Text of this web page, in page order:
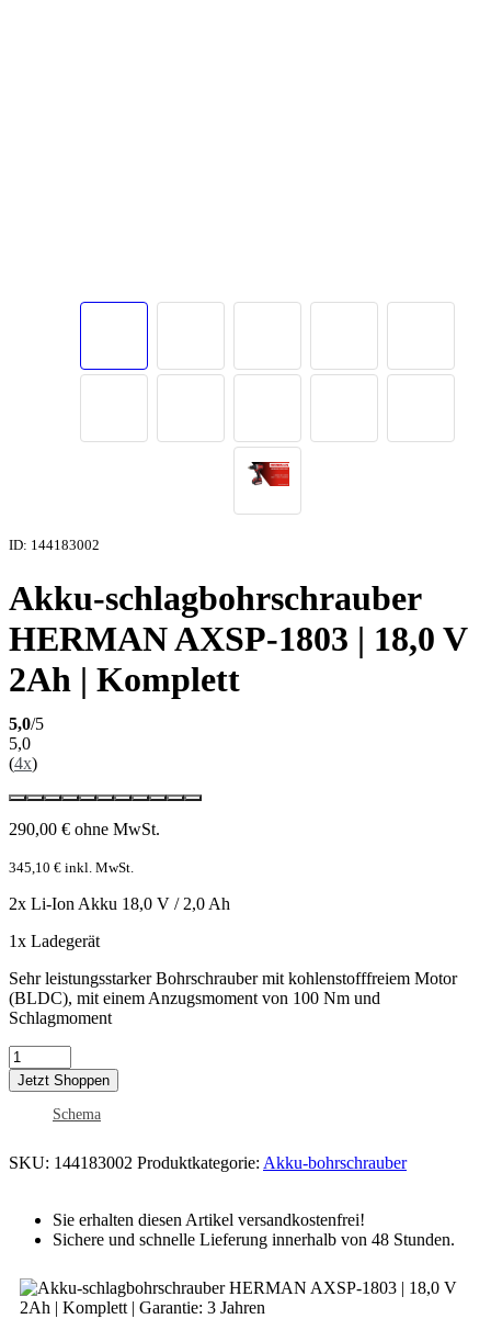
ID: 144183002
Akku-schlagbohrschrauber
HERMAN AXSP-1803 | 18,0 V
2Ah | Komplett
5,0/5
5,0
(4x)
290,00 € ohne MwSt.
345,10 € inkl. MwSt.
2x Li-Ion Akku 18,0 V / 2,0 Ah
1x Ladegerät
Sehr leistungsstarker Bohrschrauber mit kohlenstofffreiem Motor
(BLDC), mit einem Anzugsmoment von 100 Nm und
Schlagmoment
Jetzt Shoppen
Schema
SKU: 144183002 Produktkategorie: Akku-bohrschrauber
Sie erhalten diesen Artikel versandkostenfrei!
Sichere und schnelle Lieferung innerhalb von 48 Stunden.